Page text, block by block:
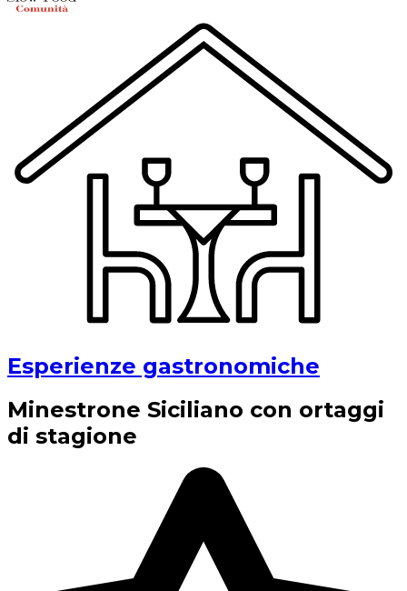
Esperienze gastronomiche
Minestrone Siciliano con ortaggi
di stagione